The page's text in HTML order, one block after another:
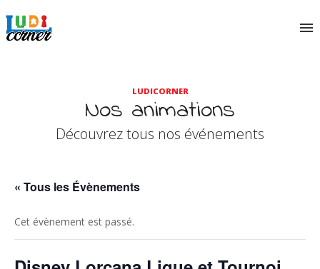
LUDICORNER
Nos animations
Découvrez tous nos événements
« Tous les Évènements
Cet évènement est passé.